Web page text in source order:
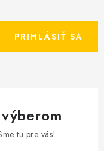
PRIHLÁSIŤ SA
tu pre vás!